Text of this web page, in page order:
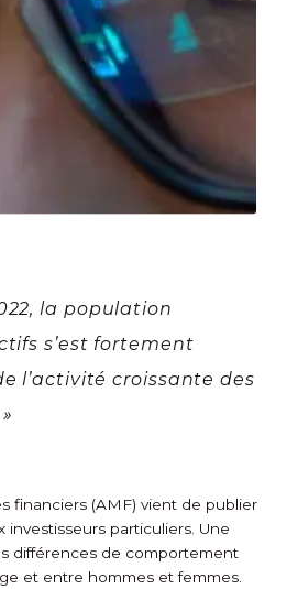
la population
s’est fortement
l’activité croissante des
financiers (AMF) vient de publier
investisseurs particuliers. Une
différences de comportement
et entre hommes et femmes.